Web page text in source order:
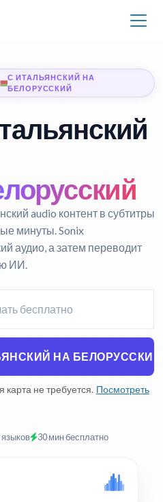
С ИТАЛЬЯНСКИЙ НА
БЕЛОРУССКИЙ
audio контент в субтитры
минуты. Sonix
аудио, а затем переводит
ИИ.
НА БЕЛОРУССКИЙ
карта не требуется. Посмотреть
30 мин бесплатно